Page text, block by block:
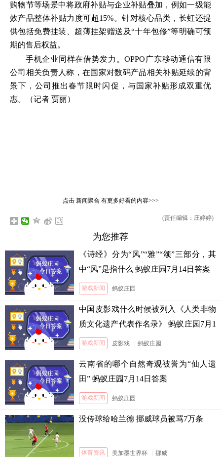
购物节等场景中将政府补贴与企业补贴叠加，例如一级能
效产品整体补贴力度可超15%。针对核心品类，长虹还提
供包括免费挂装、超薄挂架赠送及“十年包修”等明确可预
期的售后权益。
手机企业同样在借势发力。OPPO广东移动通信有限
公司相关负责人称，在国家对数码产品相关补贴延续的背
景下，公司推出春节限时闪促，与国家补贴形成双重优
惠。（记者 贾丽）
点击 新闻聚合有更多好看的内容>>>
(责任编辑：庄婷婷)
为您推荐
《诗经》分为“风”“雅”“颂”三部分，其
中“风”是指什么 蚂蚁庄园7月14日答案
游戏新闻 蚂蚁庄园
中国皮影戏什么时候被列入《人类非物
质文化遗产代表作名录》 蚂蚁庄园7月1
3日答案
游戏新闻 皮影戏 蚂蚁庄园
云南省的哪个自然奇观被誉为“仙人遗
田” 蚂蚁庄园7月14日答案
游戏新闻 蚂蚁庄园
没传球给哈兰德 挪威球员被骂7万条
体育资讯 美加墨世界杯 挪威